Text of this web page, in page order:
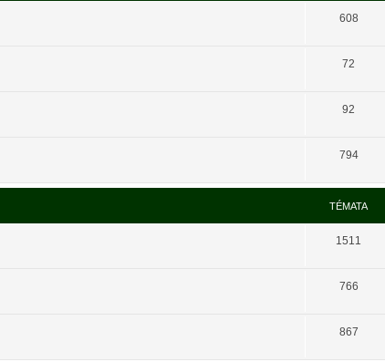
608
72
92
794
TÉMATA
1511
766
867